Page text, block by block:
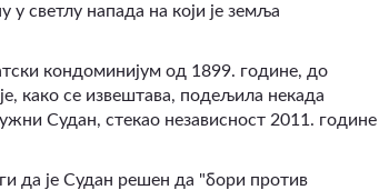
светлу напада на који је земља
кондоминијум од 1899. године, до
како се извештава, подељила некада
Судан, стекао независност 2011. године
да је Судан решен да "бори против